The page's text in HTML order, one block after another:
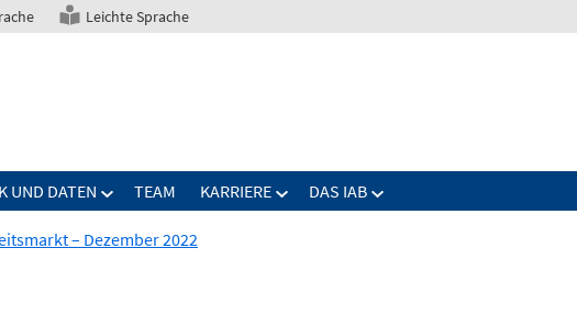
Leichte Sprache
UND DATEN TEAM KARRIERE DAS IAB
– Dezember 2022